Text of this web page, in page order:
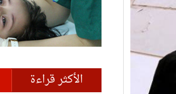
الأكثر قراءة